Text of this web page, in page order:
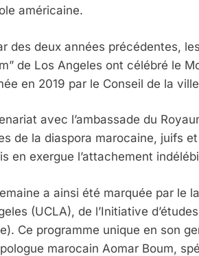
américaine.
des deux années précédentes,
de Los Angeles ont célébré le
en 2019 par le Conseil de la
avec l’ambassade du
de la diaspora marocaine, juifs
en exergue l’attachement
a ainsi été marquée par le
(UCLA), de l’Initiative
Ce programme unique en son
marocain Aomar Boum,